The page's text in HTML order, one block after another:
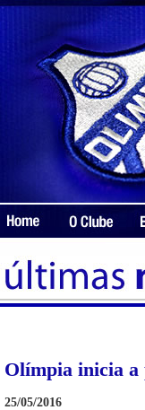
Olímpia inicia a
25/05/2016